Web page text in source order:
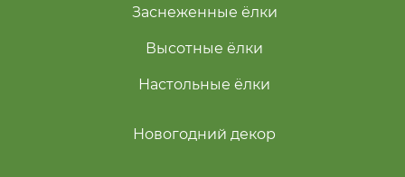
Заснеженные ёлки
Высотные ёлки
Настольные ёлки
Новогодний декор